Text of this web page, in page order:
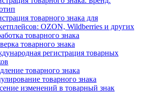
товарного знака для
OZON, Wildberries и других
товарного знака
товарного знака
регистрация товарных
товарного знака
товарного знака
изменений в товарный знак